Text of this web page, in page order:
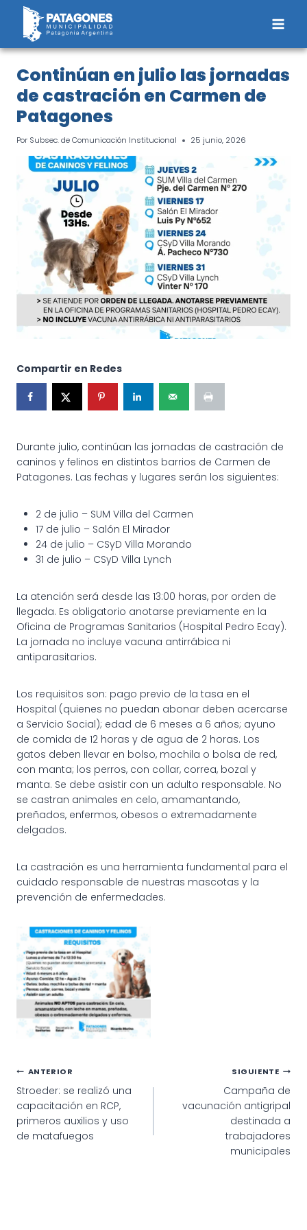
Saltar
contenido
Continúan en julio las jornadas
de castración en Carmen de
Patagones
Por Subsec. de Comunicación Institucional 25 junio, 2026
Compartir en Redes
Durante julio, continúan las jornadas de castración de
caninos y felinos en distintos barrios de Carmen de
Patagones. Las fechas y lugares serán los siguientes:
2 de julio – SUM Villa del Carmen
17 de julio – Salón El Mirador
24 de julio – CSyD Villa Morando
31 de julio – CSyD Villa Lynch
La atención será desde las 13:00 horas, por orden de
llegada. Es obligatorio anotarse previamente en la
Oficina de Programas Sanitarios (Hospital Pedro Ecay).
La jornada no incluye vacuna antirrábica ni
antiparasitarios.
Los requisitos son: pago previo de la tasa en el
Hospital (quienes no puedan abonar deben acercarse
a Servicio Social); edad de 6 meses a 6 años; ayuno
de comida de 12 horas y de agua de 2 horas. Los
gatos deben llevar en bolso, mochila o bolsa de red,
con manta; los perros, con collar, correa, bozal y
manta. Se debe asistir con un adulto responsable. No
se castran animales en celo, amamantando,
preñados, enfermos, obesos o extremadamente
delgados.
La castración es una herramienta fundamental para el
cuidado responsable de nuestras mascotas y la
prevención de enfermedades.
Navegación
de
entradas
ANTERIOR
Stroeder: se realizó una
capacitación en RCP,
primeros auxilios y uso
de matafuegos
SIGUIENTE
Campaña de
vacunación antigripal
destinada a
trabajadores
municipales